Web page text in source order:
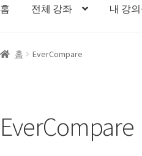
홈 전체 강좌 내 강
홈 EverCompare
EverCompare